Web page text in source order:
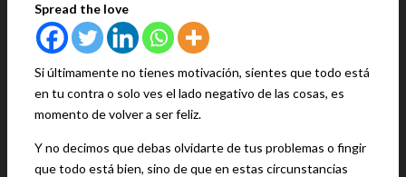
Spread the love
Si últimamente no tienes motivación, sientes que todo está
en tu contra o solo ves el lado negativo de las cosas, es
momento de volver a ser feliz.
Y no decimos que debas olvidarte de tus problemas o fingir
que todo está bien, sino de que en estas circunstancias